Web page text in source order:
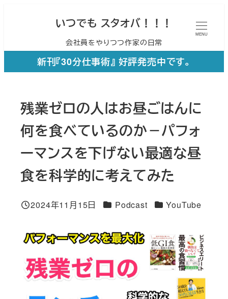
ン
いつでも スタオバ！！！
会社員をやりつつ作家の日常
MENU
新刊『30分仕事術』 好評発売中です。
残業ゼロの人はお昼ごはんに
何を食べているのか－パフォ
ーマンスを下げない最適な昼
食を科学的に考えてみた
投稿日
2024年11月15日 カテゴリー
Podcast カテゴリー
YouTube